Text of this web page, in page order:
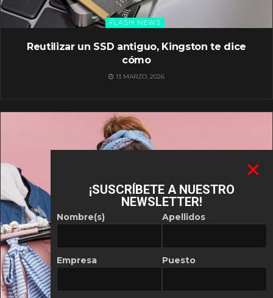
FLASH NEWS
Reutilizar un SSD antiguo, Kingston te dice
cómo
13 MARZO, 2026
¡SUSCRÍBETE A NUESTRO
NEWSLETTER!
Nombre(s)
Empresa
Apellidos
Puesto